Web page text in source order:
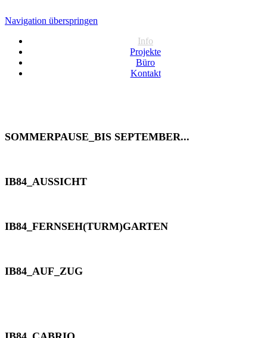
Navigation überspringen
Info
Projekte
Büro
Kontakt
SOMMERPAUSE_BIS SEPTEMBER...
IB84_AUSSICHT
IB84_FERNSEH(TURM)GARTEN
IB84_AUF_ZUG